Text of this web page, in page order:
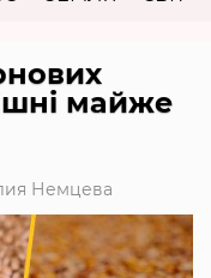
майже
Немцева